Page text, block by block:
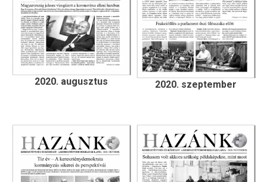
2020. augusztus 2020. szeptember